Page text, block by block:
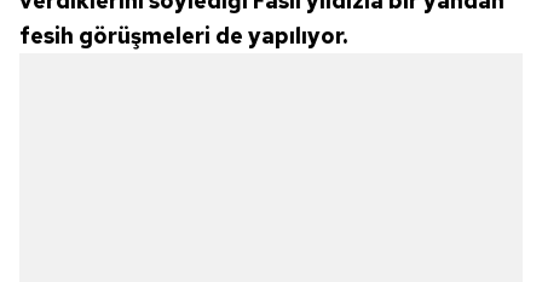
fesih görüşmeleri de yapılıyor.